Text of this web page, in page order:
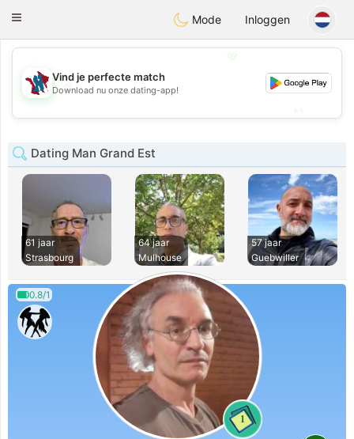
Taimerais
Toggle
Mode Inloggen
💖
💕
Vind je perfecte match
Download nu onze dating-app!
Dating Man Grand Est
61 jaar
Strasbourg
64 jaar
Mulhouse
57 jaar
Guebwiller
0.8/1
1